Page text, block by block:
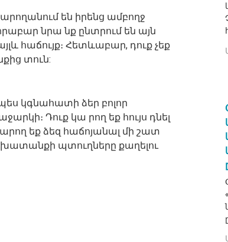
են իրենց ամբողջ
նրա նք ընտրում են այն
հաճույք։ Հետևաբար, դուք չեք
տուն:
կգնահատի ձեր բոլոր
Դուք կա րող եք հույս դնել
եք ձեզ հաճոյանալ մի շատ
պտուղները քաղելու